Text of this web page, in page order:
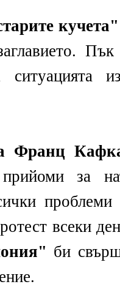
Франц
за
проблеми
всеки
би